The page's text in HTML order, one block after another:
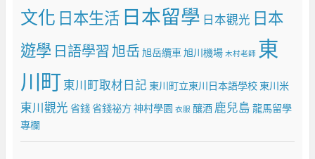
文化 日本生活 日本留學 日本觀光 日本
遊學 日語學習 旭岳 旭岳纜車旭川機場 木村老師 東
川町東川町取材日記 東川町立東川日本語學校 東川米
東川觀光 省錢省錢祕方神村學園 衣服 釀酒 鹿兒島 龍馬留學
專欄